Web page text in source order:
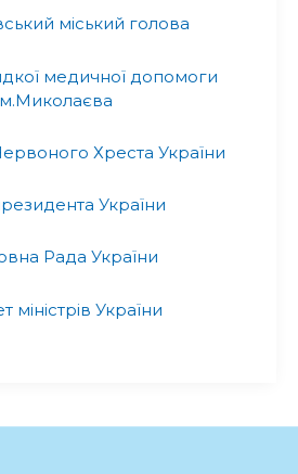
міський голова
медичної допомоги
м.Миколаєва
Хреста України
України
Рада України
міністрів України